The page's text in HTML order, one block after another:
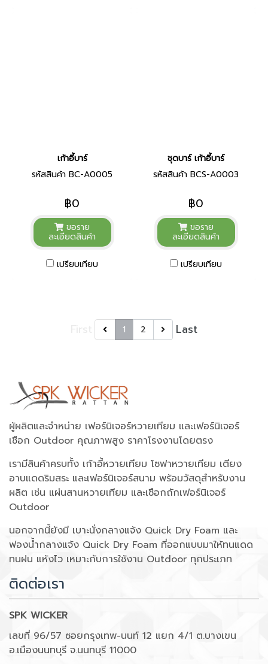
เก้าอี้บาร์
รหัสสินค้า BC-A0005
฿0
ขอราย
ละเอียดสินค้า
เปรียบเทียบ
ชุดบาร์ เก้าอี้บาร์
รหัสสินค้า BCS-A0003
฿0
ขอราย
ละเอียดสินค้า
เปรียบเทียบ
1 2 Last
ผู้ผลิตและจำหน่าย เฟอร์นิเจอร์หวายเทียม และเฟอร์นิเจอร์
เชือก Outdoor คุณภาพสูง ราคาโรงงานโดยตรง
เรามีสินค้าครบทั้ง เก้าอี้หวายเทียม โซฟาหวายเทียม เตียง
อาบแดดริมสระ และเฟอร์นิเจอร์สนาม พร้อมวัสดุสำหรับงาน
ผลิต เช่น แผ่นสานหวายเทียม และเชือกถักเฟอร์นิเจอร์
Outdoor
นอกจากนี้ยังมี เบาะนั่งกลางแจ้ง Quick Dry Foam และ
ฟองน้ำกลางแจ้ง Quick Dry Foam ที่ออกแบบมาให้ทนแดด
ทนฝน แห้งไว เหมาะกับการใช้งาน Outdoor ทุกประเภท
ติดต่อเรา
SPK WICKER
เลขที่ 96/57 ซอยกรุงเทพ-นนท์ 12 แยก 4/1 ต.บางเขน
อ.เมืองนนทบุรี จ.นนทบุรี 11000